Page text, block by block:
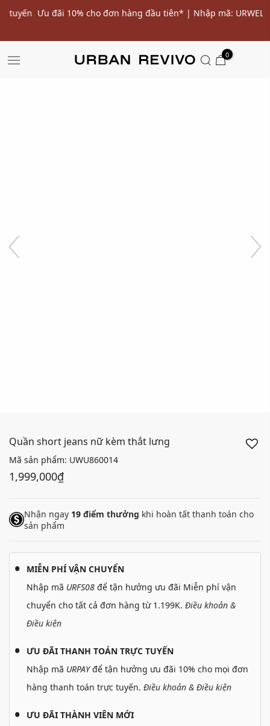
Ưu đãi 10% cho đơn hàng đầu tiên* | Nhập mã: URWELCOME
0
Quần short jeans nữ kèm thắt lưng
Mã sản phẩm: UWU860014
1,999,000₫
Nhận ngay 19 điểm thưởng khi hoàn tất thanh toán cho
sản phẩm
MIỄN PHÍ VẬN CHUYỂN
Nhập mã URFS08 để tận hưởng ưu đãi Miễn phí vận
chuyển cho tất cả đơn hàng từ 1.199K. Điều khoản &
Điều kiện
ƯU ĐÃI THANH TOÁN TRỰC TUYẾN
Nhập mã URPAYđể tận hưởng ưu đãi 10% cho mọi đơn
hàng thanh toán trực tuyến. Điều khoản & Điều kiện
ƯU ĐÃI THÀNH VIÊN MỚI
SALE